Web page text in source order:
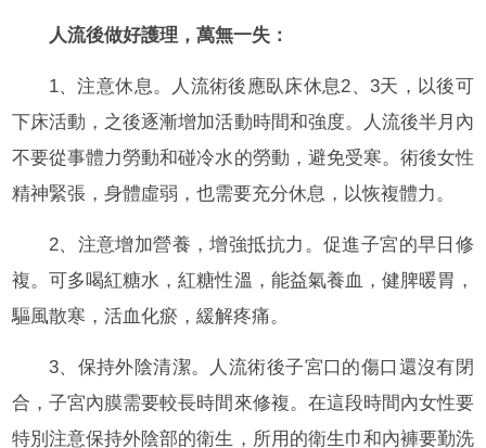
人流後做好護理，萬無一失：
1、注意休息。人流術後應臥床休息2、3天，以後可
下床活動，之後逐漸增加活動時間和強度。人流後半月內
不要從事體力勞動和碰冷水的勞動，避免受寒。術後女性
精神緊張，身體虛弱，也需要充分休息，以恢複體力。
2、注意增加營養，增強抵抗力。促進子宮的早日修
複。可多喝紅糖水，紅糖性溫，能益氣養血，健脾暖胃，
驅風散寒，活血化瘀，緩解疼痛。
3、保持外陰清潔。人流術後子宮口的傷口還沒有閉
合，子宮內膜需要較長時間來修複。在這段時間內女性要
特別注意保持外陰部的衛生，所用的衛生巾和內褲要勤洗